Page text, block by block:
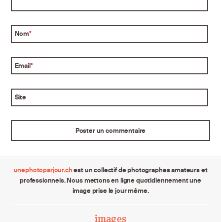
Nom*
Email*
Site
unephotoparjour.chest un collectif de photographes amateurs et
professionnels. Nous mettons en ligne quotidiennement une
image prise le jour même.
images